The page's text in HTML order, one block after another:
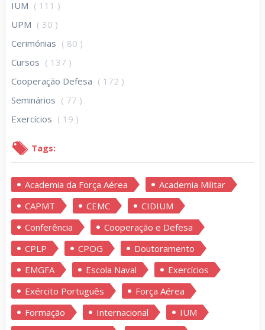
IUM ( 111 )
UPM ( 30 )
Cerimónias ( 80 )
Cursos ( 137 )
Cooperação Defesa ( 172 )
Seminários ( 77 )
Exercícios ( 19 )
Tags:
Academia da Força Aérea
Academia Militar
CAPMT
CEMC
CIDIUM
Conferência
Cooperação e Defesa
CPLP
CPOG
Doutoramento
EMGFA
Escola Naval
Exercícios
Exército Português
Força Aérea
Formação
Internacional
IUM